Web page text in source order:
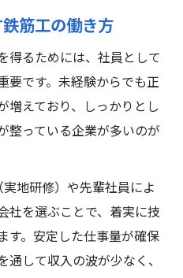
筋工の働き方
得るためには、社員として
要です。未経験からでも正
増えており、しっかりとし
整っている企業が多いのが
地研修）や先輩社員によ
社を選ぶことで、着実に技
す。安定した仕事量が確保
して収入の波が少なく、